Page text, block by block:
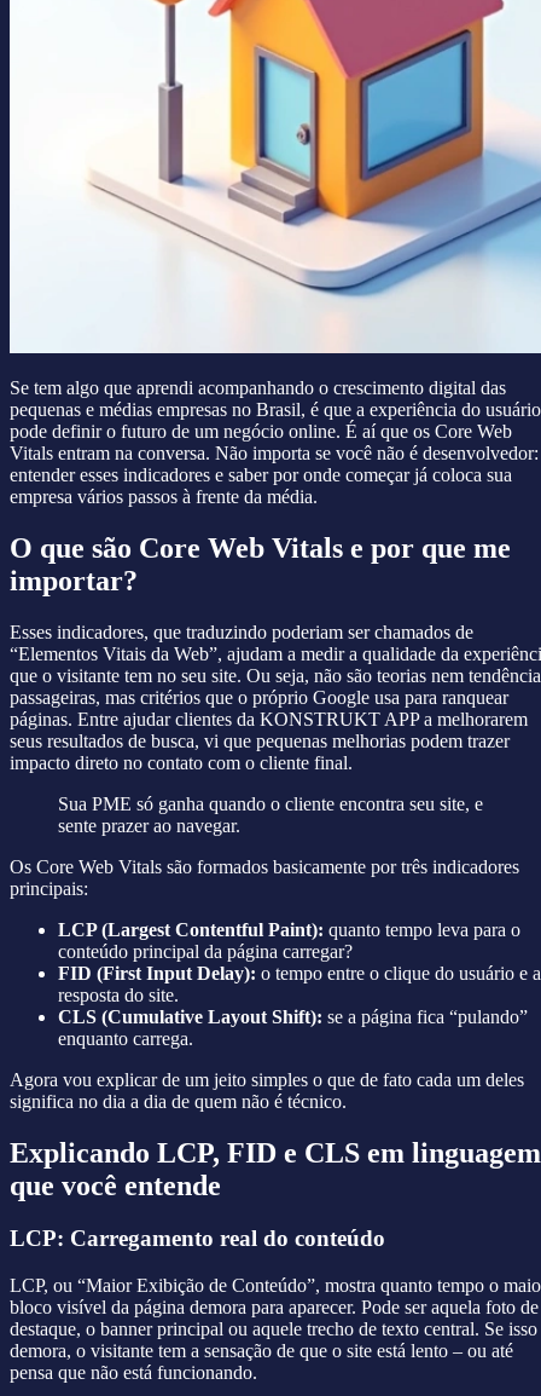
Se tem algo que aprendi acompanhando o crescimento digital das
pequenas e médias empresas no Brasil, é que a experiência do usuário
pode definir o futuro de um negócio online. É aí que os Core Web
Vitals entram na conversa. Não importa se você não é desenvolvedor:
entender esses indicadores e saber por onde começar já coloca sua
empresa vários passos à frente da média.
O que são Core Web Vitals e por que me
importar?
Esses indicadores, que traduzindo poderiam ser chamados de
“Elementos Vitais da Web”, ajudam a medir a qualidade da
que o visitante tem no seu site. Ou seja, não são teorias nem
passageiras, mas critérios que o próprio Google usa para ranquear
páginas. Entre ajudar clientes da KONSTRUKT APP a melhorarem
seus resultados de busca, vi que pequenas melhorias podem trazer
impacto direto no contato com o cliente final.
Sua PME só ganha quando o cliente encontra seu site, e
sente prazer ao navegar.
Os Core Web Vitals são formados basicamente por três indicadores
principais:
LCP (Largest Contentful Paint): quanto tempo leva para o
conteúdo principal da página carregar?
FID (First Input Delay): o tempo entre o clique do usuário e a
resposta do site.
CLS (Cumulative Layout Shift): se a página fica “pulando”
enquanto carrega.
Agora vou explicar de um jeito simples o que de fato cada um deles
significa no dia a dia de quem não é técnico.
Explicando LCP, FID e CLS em linguagem
que você entende
LCP: Carregamento real do conteúdo
LCP, ou “Maior Exibição de Conteúdo”, mostra quanto tempo o
bloco visível da página demora para aparecer. Pode ser aquela foto de
destaque, o banner principal ou aquele trecho de texto central. Se isso
demora, o visitante tem a sensação de que o site está lento – ou até
pensa que não está funcionando.